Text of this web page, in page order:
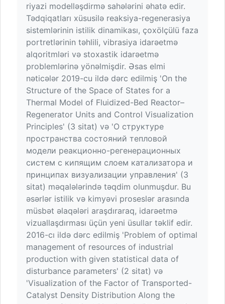
riyazi modelləşdirmə sahələrini əhatə edir.
Tədqiqatları xüsusilə reaksiya-regenerasiya
sistemlərinin istilik dinamikası, çoxölçülü faza
portretlərinin təhlili, vibrasiya idarəetmə
alqoritmləri və stoxastik idarəetmə
problemlərinə yönəlmişdir. Əsas elmi
nəticələr 2019-cu ildə dərc edilmiş 'On the
Structure of the Space of States for a
Thermal Model of Fluidized-Bed Reactor–
Regenerator Units and Control Visualization
Principles' (3 sitat) və 'О структуре
пространства состояний тепловой
модели реакционно-регенерационных
систем с кипящим слоем катализатора и
принципах визуализации управления' (3
sitat) məqalələrində təqdim olunmuşdur. Bu
əsərlər istilik və kimyəvi proseslər arasında
müsbət əlaqələri araşdıraraq, idarəetmə
vizuallaşdırması üçün yeni üsullar təklif edir.
2016-cı ildə dərc edilmiş 'Problem of optimal
management of resources of industrial
production with given statistical data of
disturbance parameters' (2 sitat) və
'Visualization of the Factor of Transported-
Catalyst Density Distribution Along the